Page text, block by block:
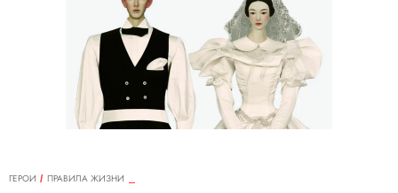
ГЕРОИ
ПРАВИЛА ЖИЗНИ